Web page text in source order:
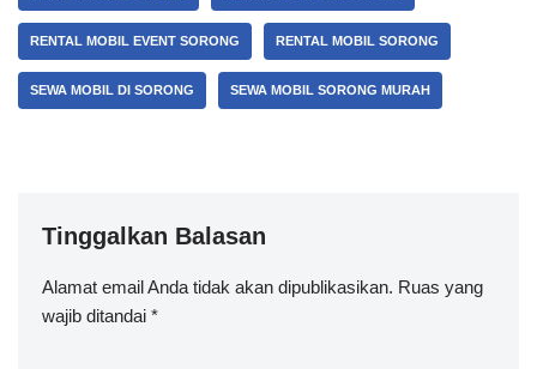
RENTAL MOBIL EVENT SORONG RENTAL MOBIL SORONG
SEWA MOBIL DI SORONG SEWA MOBIL SORONG MURAH
Tinggalkan Balasan
Alamat email Anda tidak akan dipublikasikan. Ruas yang
wajib ditandai *